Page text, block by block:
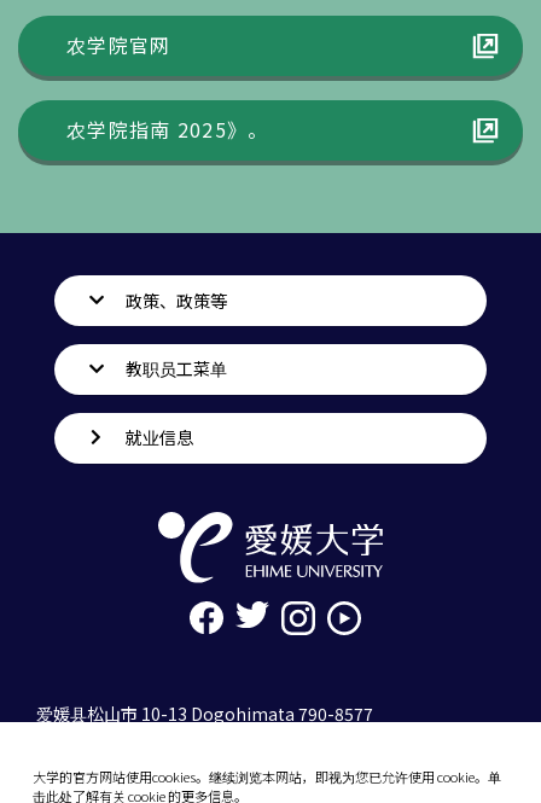
农学院官网
农学院指南 2025》。
大学的官方网站使用cookies。继续浏览本网站，即视为您已允许使用 cookie。单
击此处了解有关 cookie 的更多信息。
政策、政策等
教职员工菜单
就业信息
爱媛县松山市 10-13 Dogohimata 790-8577
10-13 Dogo-Himata, Matsuyama, Ehime 790-